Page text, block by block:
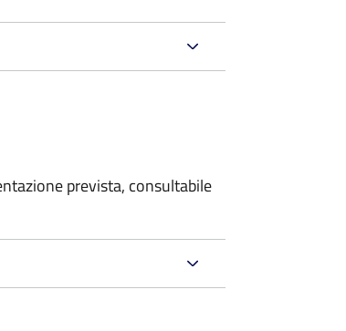
prevista, consultabile